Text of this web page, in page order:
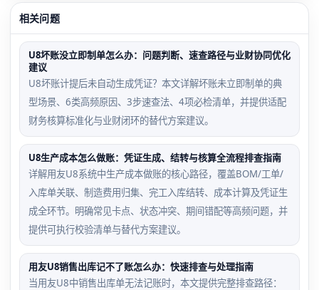
相关问题
U8坏账没立即制单怎么办：问题判断、速查路径与业财协同优化
建议
U8坏账计提后未自动生成凭证？本文详解坏账未立即制单的典
型场景、6类高频原因、3步速查法、4项必检清单，并提供适配
财务核算标准化与业财闭环的替代方案建议。
U8生产成本怎么做账：凭证生成、结转与核算全流程排查指南
详解用友U8系统中生产成本做账的核心路径，覆盖BOM/工单/
入库单关联、制造费用归集、完工入库结转、成本计算及凭证生
成全环节。明确常见卡点、状态冲突、期间错配等高频问题，并
提供可执行校验清单与替代方案建议。
用友U8销售出库记不了账怎么办：快速排查与处理指南
当用友U8中销售出库单无法记账时，本文提供完整排查路径：